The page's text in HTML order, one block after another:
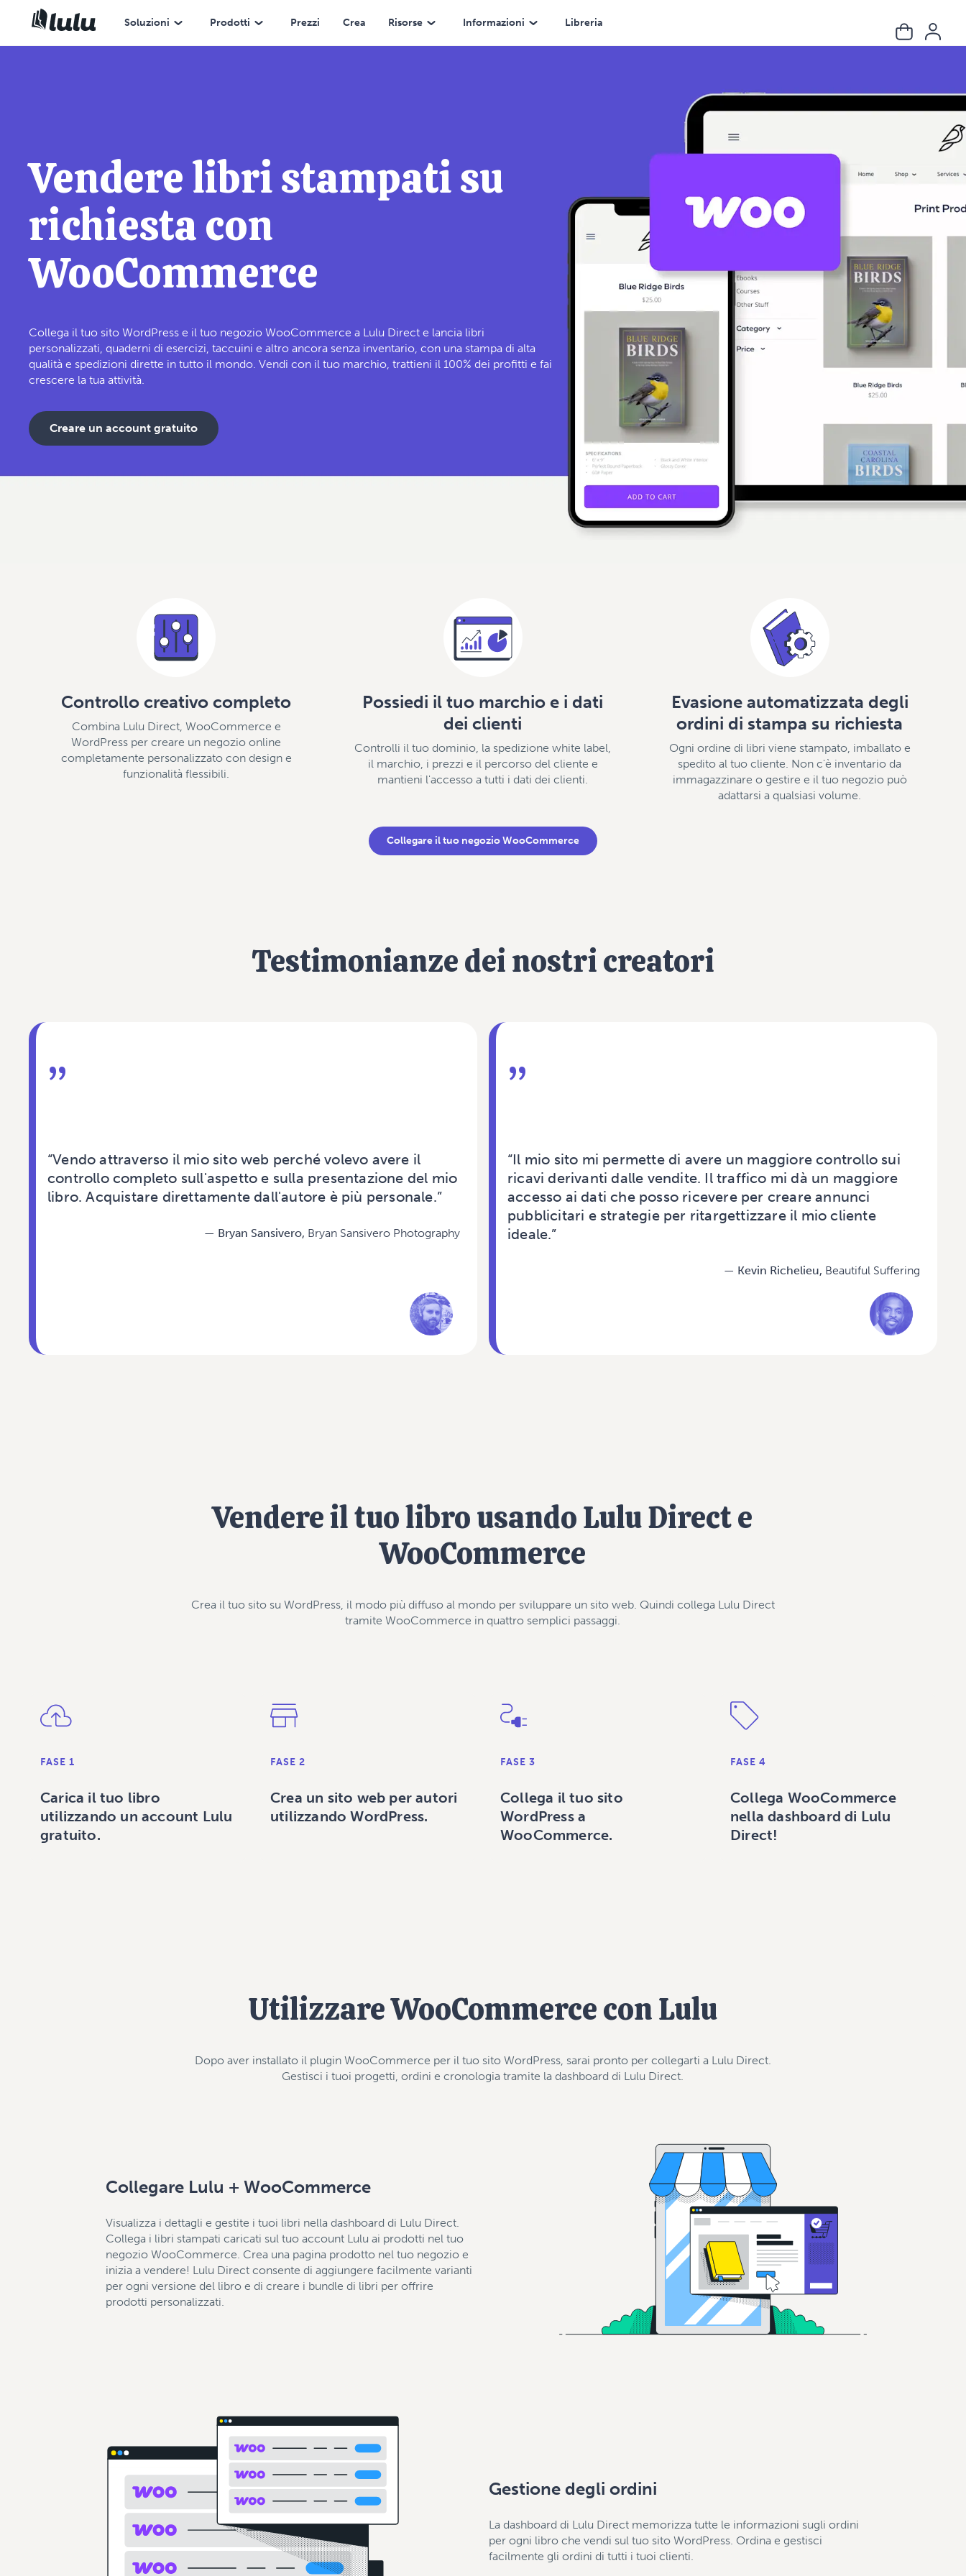
Soluzioni Prodotti Prezzi Crea Risorse Informazioni Libreria
Vendere libri stampati su
richiesta con
WooCommerce
Collega il tuo sito WordPress e il tuo negozio WooCommerce a Lulu Direct e lancia libri
personalizzati, quaderni di esercizi, taccuini e altro ancora senza inventario, con una stampa di alta
qualità e spedizioni dirette in tutto il mondo. Vendi con il tuo marchio, trattieni il 100% dei profitti e fai
crescere la tua attività.
Creare un account gratuito
Controllo creativo completo
Combina Lulu Direct, WooCommerce e
WordPress per creare un negozio online
completamente personalizzato con design e
funzionalità flessibili.
Possiedi il tuo marchio e i dati
dei clienti
Controlli il tuo dominio, la spedizione white label,
il marchio, i prezzi e il percorso del cliente e
mantieni l'accesso a tutti i dati dei clienti.
Evasione automatizzata degli
ordini di stampa su richiesta
Ogni ordine di libri viene stampato, imballato e
spedito al tuo cliente. Non c'è inventario da
immagazzinare o gestire e il tuo negozio può
adattarsi a qualsiasi volume.
Collegare il tuo negozio WooCommerce
Testimonianze dei nostri creatori
”
“Vendo attraverso il mio sito web perché volevo avere il
controllo completo sull'aspetto e sulla presentazione del mio
libro. Acquistare direttamente dall'autore è più personale.”
— Bryan Sansivero, Bryan Sansivero Photography
”
“Il mio sito mi permette di avere un maggiore controllo sui
ricavi derivanti dalle vendite. Il traffico mi dà un maggiore
accesso ai dati che posso ricevere per creare annunci
pubblicitari e strategie per ritargettizzare il mio cliente
ideale.”
— Kevin Richelieu, Beautiful Suffering
Vendere il tuo libro usando Lulu Direct e
WooCommerce
Crea il tuo sito su WordPress, il modo più diffuso al mondo per sviluppare un sito web. Quindi collega Lulu Direct
tramite WooCommerce in quattro semplici passaggi.
FASE 1
Carica il tuo libro
utilizzando un account Lulu
gratuito.
FASE 2
Crea un sito web per autori
utilizzando WordPress.
FASE 3
Collega il tuo sito
WordPress a
WooCommerce.
FASE 4
Collega WooCommerce
nella dashboard di Lulu
Direct!
Utilizzare WooCommerce con Lulu
Dopo aver installato il plugin WooCommerce per il tuo sito WordPress, sarai pronto per collegarti a Lulu Direct.
Gestisci i tuoi progetti, ordini e cronologia tramite la dashboard di Lulu Direct.
Collegare Lulu + WooCommerce
Visualizza i dettagli e gestite i tuoi libri nella dashboard di Lulu Direct.
Collega i libri stampati caricati sul tuo account Lulu ai prodotti nel tuo
negozio WooCommerce. Crea una pagina prodotto nel tuo negozio e
inizia a vendere! Lulu Direct consente di aggiungere facilmente varianti
per ogni versione del libro e di creare i bundle di libri per offrire
prodotti personalizzati.
Gestione degli ordini
La dashboard di Lulu Direct memorizza tutte le informazioni sugli ordini
per ogni libro che vendi sul tuo sito WordPress. Ordina e gestisci
facilmente gli ordini di tutti i tuoi clienti.